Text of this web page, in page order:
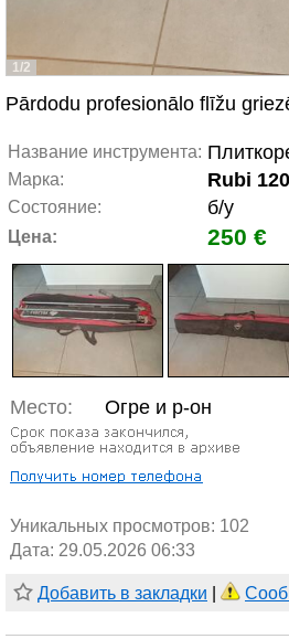
1/2
Pārdodu profesionālo flīžu
Название инструмента:
Марка: Rubi
Состояние: б/у
Цена: 250 €
Место: Огре и р-он
Уникальных просмотров: 102
Дата: 29.05.2026 06:33
Добавить в закладки